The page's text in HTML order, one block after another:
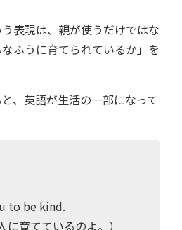
う表現は、親が使うだけではな
ふうに育てられているか」を
、英語が生活の一部になって
to be kind.
に育てているのよ。）